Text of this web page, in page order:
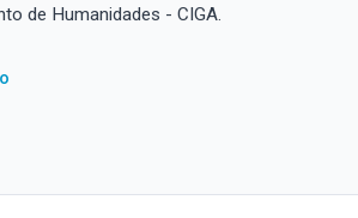
de Humanidades - CIGA.